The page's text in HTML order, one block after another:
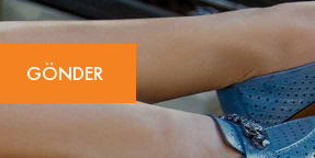
GÖNDER